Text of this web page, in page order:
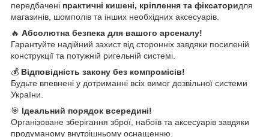
передбачені практичні кишені, кріплення та фіксаторидля
магазинів, шомполів та інших необхідних аксесуарів.
🔥 Абсолютна безпека для вашого арсеналу!
Гарантуйте надійний захист від сторонніх завдяки посиленій
конструкції та потужній ригельній системі.
💰 Відповідність закону без компромісів!
Будьте впевнені у дотриманні всіх вимог дозвільної системи
України.
🎯 Ідеальний порядок всередині!
Організоване зберігання зброї, набоїв та аксесуарів завдяки
продуманому внутрішньому оснащенню.